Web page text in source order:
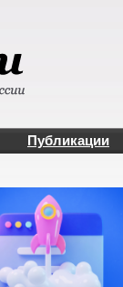
Публикации